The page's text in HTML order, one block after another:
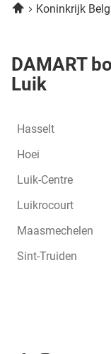
HomeKoninkrijk
DAMART
Luik
Hasselt
Hoei
Luik-Centre
Luikrocourt
Maasmechelen
Sint-Truiden